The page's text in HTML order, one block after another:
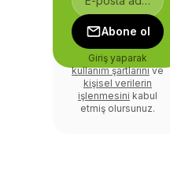
Abone ol
Giriş yaparak
kullanım şartlarınıve
kişisel verilerin
işlenmesini kabul
etmiş olursunuz.